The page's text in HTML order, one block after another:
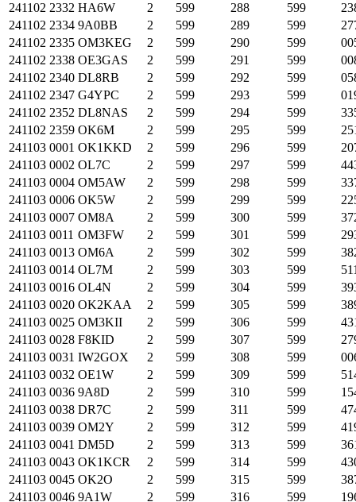
241102 2332 HA6W 2 599 288 599
241102 2334 9A0BB 2 599 289 599
241102 2335 OM3KEG 2 599 290 599
241102 2338 OE3GAS 2 599 291 599
241102 2340 DL8RB 2 599 292 599
241102 2347 G4YPC 2 599 293 599
241102 2352 DL8NAS 2 599 294 599
241102 2359 OK6M 2 599 295 599
241103 0001 OK1KKD 2 599 296 599
241103 0002 OL7C 2 599 297 599
241103 0004 OM5AW 2 599 298 599
241103 0006 OK5W 2 599 299 599
241103 0007 OM8A 2 599 300 599
241103 0011 OM3FW 2 599 301 599
241103 0013 OM6A 2 599 302 599
241103 0014 OL7M 2 599 303 599
241103 0016 OL4N 2 599 304 599
241103 0020 OK2KAA 2 599 305 599
241103 0025 OM3KII 2 599 306 599
241103 0028 F8KID 2 599 307 599
241103 0031 IW2GOX 2 599 308 599
241103 0032 OE1W 2 599 309 599
241103 0036 9A8D 2 599 310 599
241103 0038 DR7C 2 599 311 599
241103 0039 OM2Y 2 599 312 599
241103 0041 DM5D 2 599 313 599
241103 0043 OK1KCR 2 599 314 599
241103 0045 OK2O 2 599 315 599
241103 0046 9A1W 2 599 316 599